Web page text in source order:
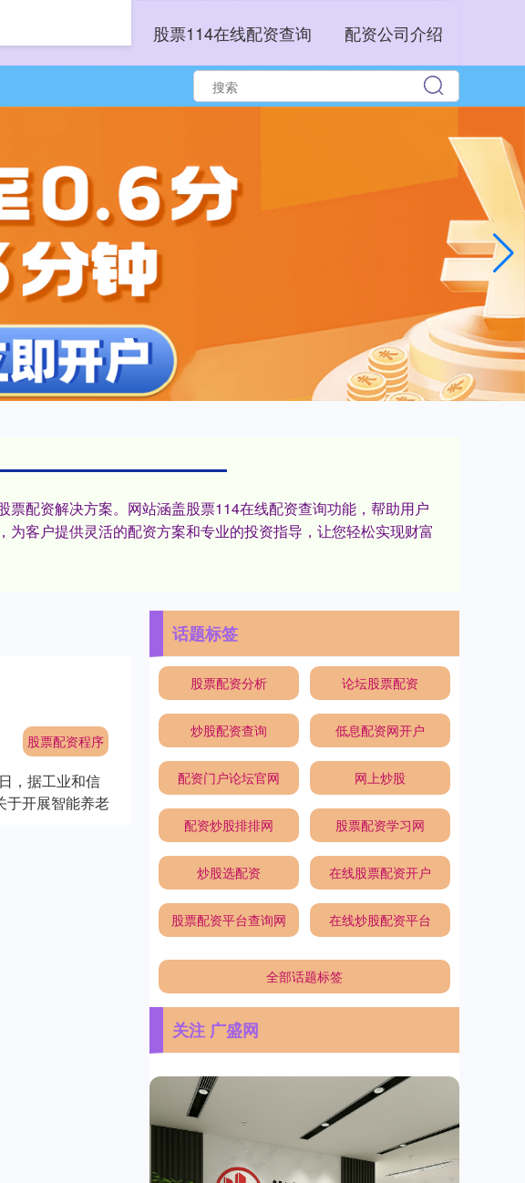
股票114在线配资查询 配资公司介绍
配资解决方案。网站涵盖股票114在线配资查询功能，帮助用户
客户提供灵活的配资方案和专业的投资指导，让您轻松实现财富
股票配资程序
，据工业和信
于开展智能养老
话题标签
股票配资分析 论坛股票配资
炒股配资查询 低息配资网开户
配资门户论坛官网 网上炒股
配资炒股排排网 股票配资学习网
炒股选配资 在线股票配资开户
股票配资平台查询网 在线炒股配资平台
全部话题标签
关注 广盛网